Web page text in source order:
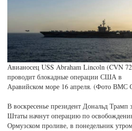
Авианосец USS Abraham Lincoln (CVN
проводит блокадные операции США в
Аравийском море 16 апреля. (Фото
В воскресенье президент Дональд
Штаты начнут операцию по
Ормузском проливе, в понедельник